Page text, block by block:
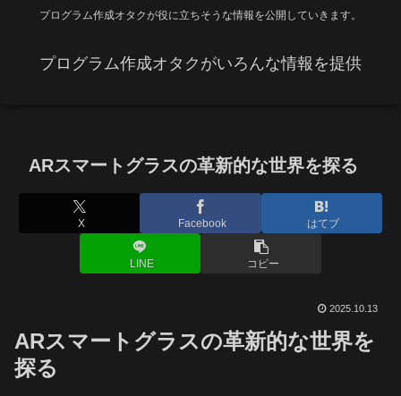
プログラム作成オタクが役に立ちそうな情報を公開していきます。
プログラム作成オタクがいろんな情報を提供
ARスマートグラスの革新的な世界を探る
X Facebook はてブ
LINE コピー
2025.10.13
ARスマートグラスの革新的な世界を
探る